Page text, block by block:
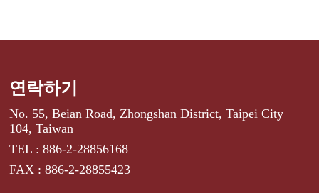
연락하기
No. 55, Beian Road, Zhongshan District, Taipei City
104, Taiwan
TEL : 886-2-28856168
FAX : 886-2-28855423